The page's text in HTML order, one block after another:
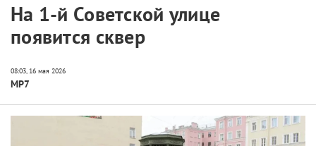
На 1-й Советской улице
появится сквер
МР7